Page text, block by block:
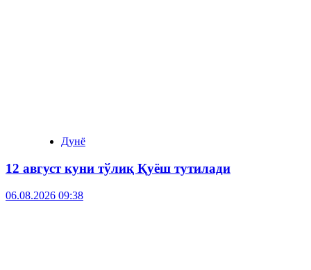
Дунё
12 август куни тўлиқ Қуёш тутилади
06.08.2026 09:38